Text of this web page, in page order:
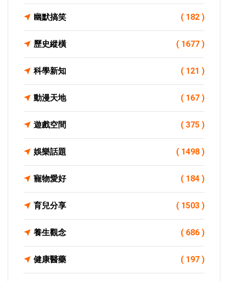
幽默搞笑 ( 182 )
歷史縱橫 ( 1677 )
科學新知 ( 121 )
動漫天地 ( 167 )
遊戲空間 ( 375 )
娛樂話題 ( 1498 )
寵物愛好 ( 184 )
育兒分享 ( 1503 )
養生觀念 ( 686 )
健康醫藥 ( 197 )